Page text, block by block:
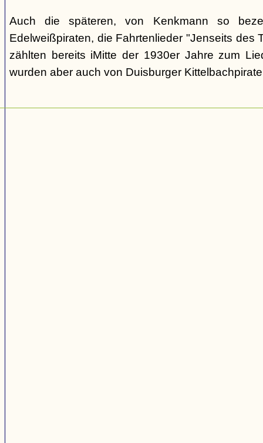
Auch die späteren, von Kenkmann so
Edelweißpiraten, die Fahrtenlieder "Jenseits des
zählten bereits iMitte der 1930er Jahre zum
wurden aber auch von Duisburger